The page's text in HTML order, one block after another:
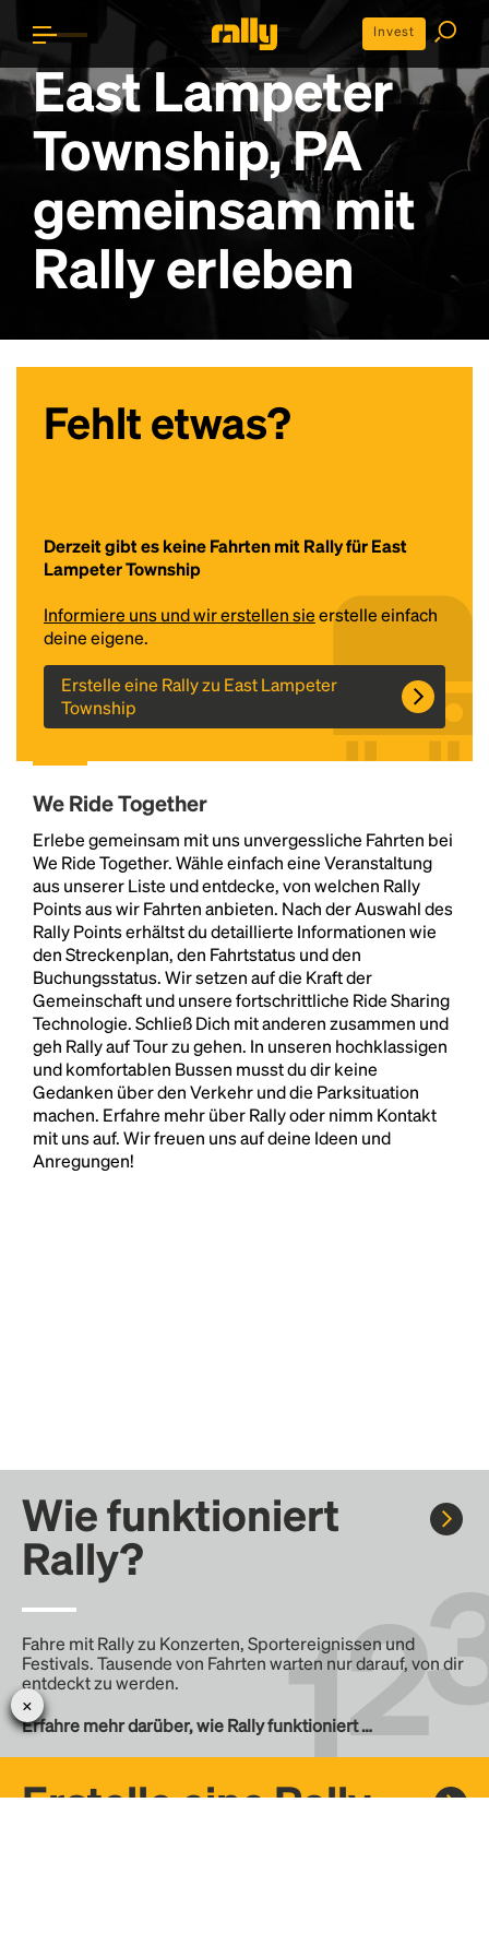
Invest
East Lampeter
Township, PA
gemeinsam mit
Rally erleben
Fehlt etwas?
Derzeit gibt es keine Fahrten mit Rally für East
Lampeter Township
Informiere uns und wir erstellen sieerstelle einfach
deine eigene.
Erstelle eine Rally zu East Lampeter
Township
We Ride Together
Erlebe gemeinsam mit uns unvergessliche Fahrten bei
We Ride Together. Wähle einfach eine Veranstaltung
aus unserer Liste und entdecke, von welchen Rally
Points aus wir Fahrten anbieten. Nach der Auswahl des
Rally Points erhältst du detaillierte Informationen wie
den Streckenplan, den Fahrtstatus und den
Buchungsstatus. Wir setzen auf die Kraft der
Gemeinschaft und unsere fortschrittliche Ride Sharing
Technologie. Schließ Dich mit anderen zusammen und
geh Rally auf Tour zu gehen. In unseren hochklassigen
und komfortablen Bussen musst du dir keine
Gedanken über den Verkehr und die Parksituation
machen. Erfahre mehr über Rally oder nimm Kontakt
mit uns auf. Wir freuen uns auf deine Ideen und
Anregungen!
Wie funktioniert
Rally?
Fahre mit Rally zu Konzerten, Sportereignissen und
Festivals. Tausende von Fahrten warten nur darauf, von dir
entdeckt zu werden.
Erfahre mehr darüber, wie Rally funktioniert …
Erstelle eine Rally
Headline
Lorem Ipsum is simply dummy text of the printing
and typesetting industry.
Lorem Ipsum has been the
industry's standarddummy text ever since the
1500s, when an unknown printer took a galley of
type and scrambled it to make a type specimen
book. It has survived not only five centuries, but also
the leap into electronic typesetting, remaining
essentially unchanged.